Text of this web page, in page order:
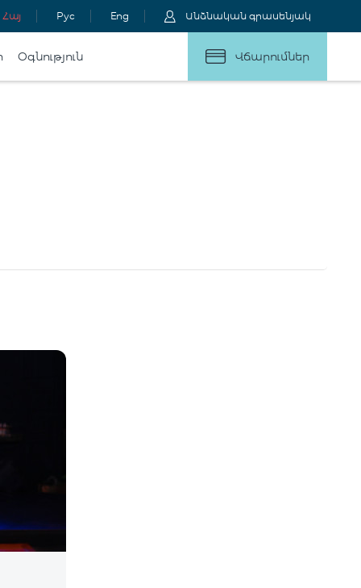
Հայ Рус Eng Անձնական գրասենյակ
Օգնություն Վճարումներ